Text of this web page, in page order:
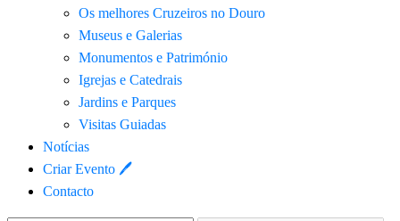
Os melhores Cruzeiros no Douro​
Museus e Galerias
Monumentos e Património
Igrejas e Catedrais
Jardins e Parques
Visitas Guiadas
Notícias
Criar Evento 🖊
Contacto